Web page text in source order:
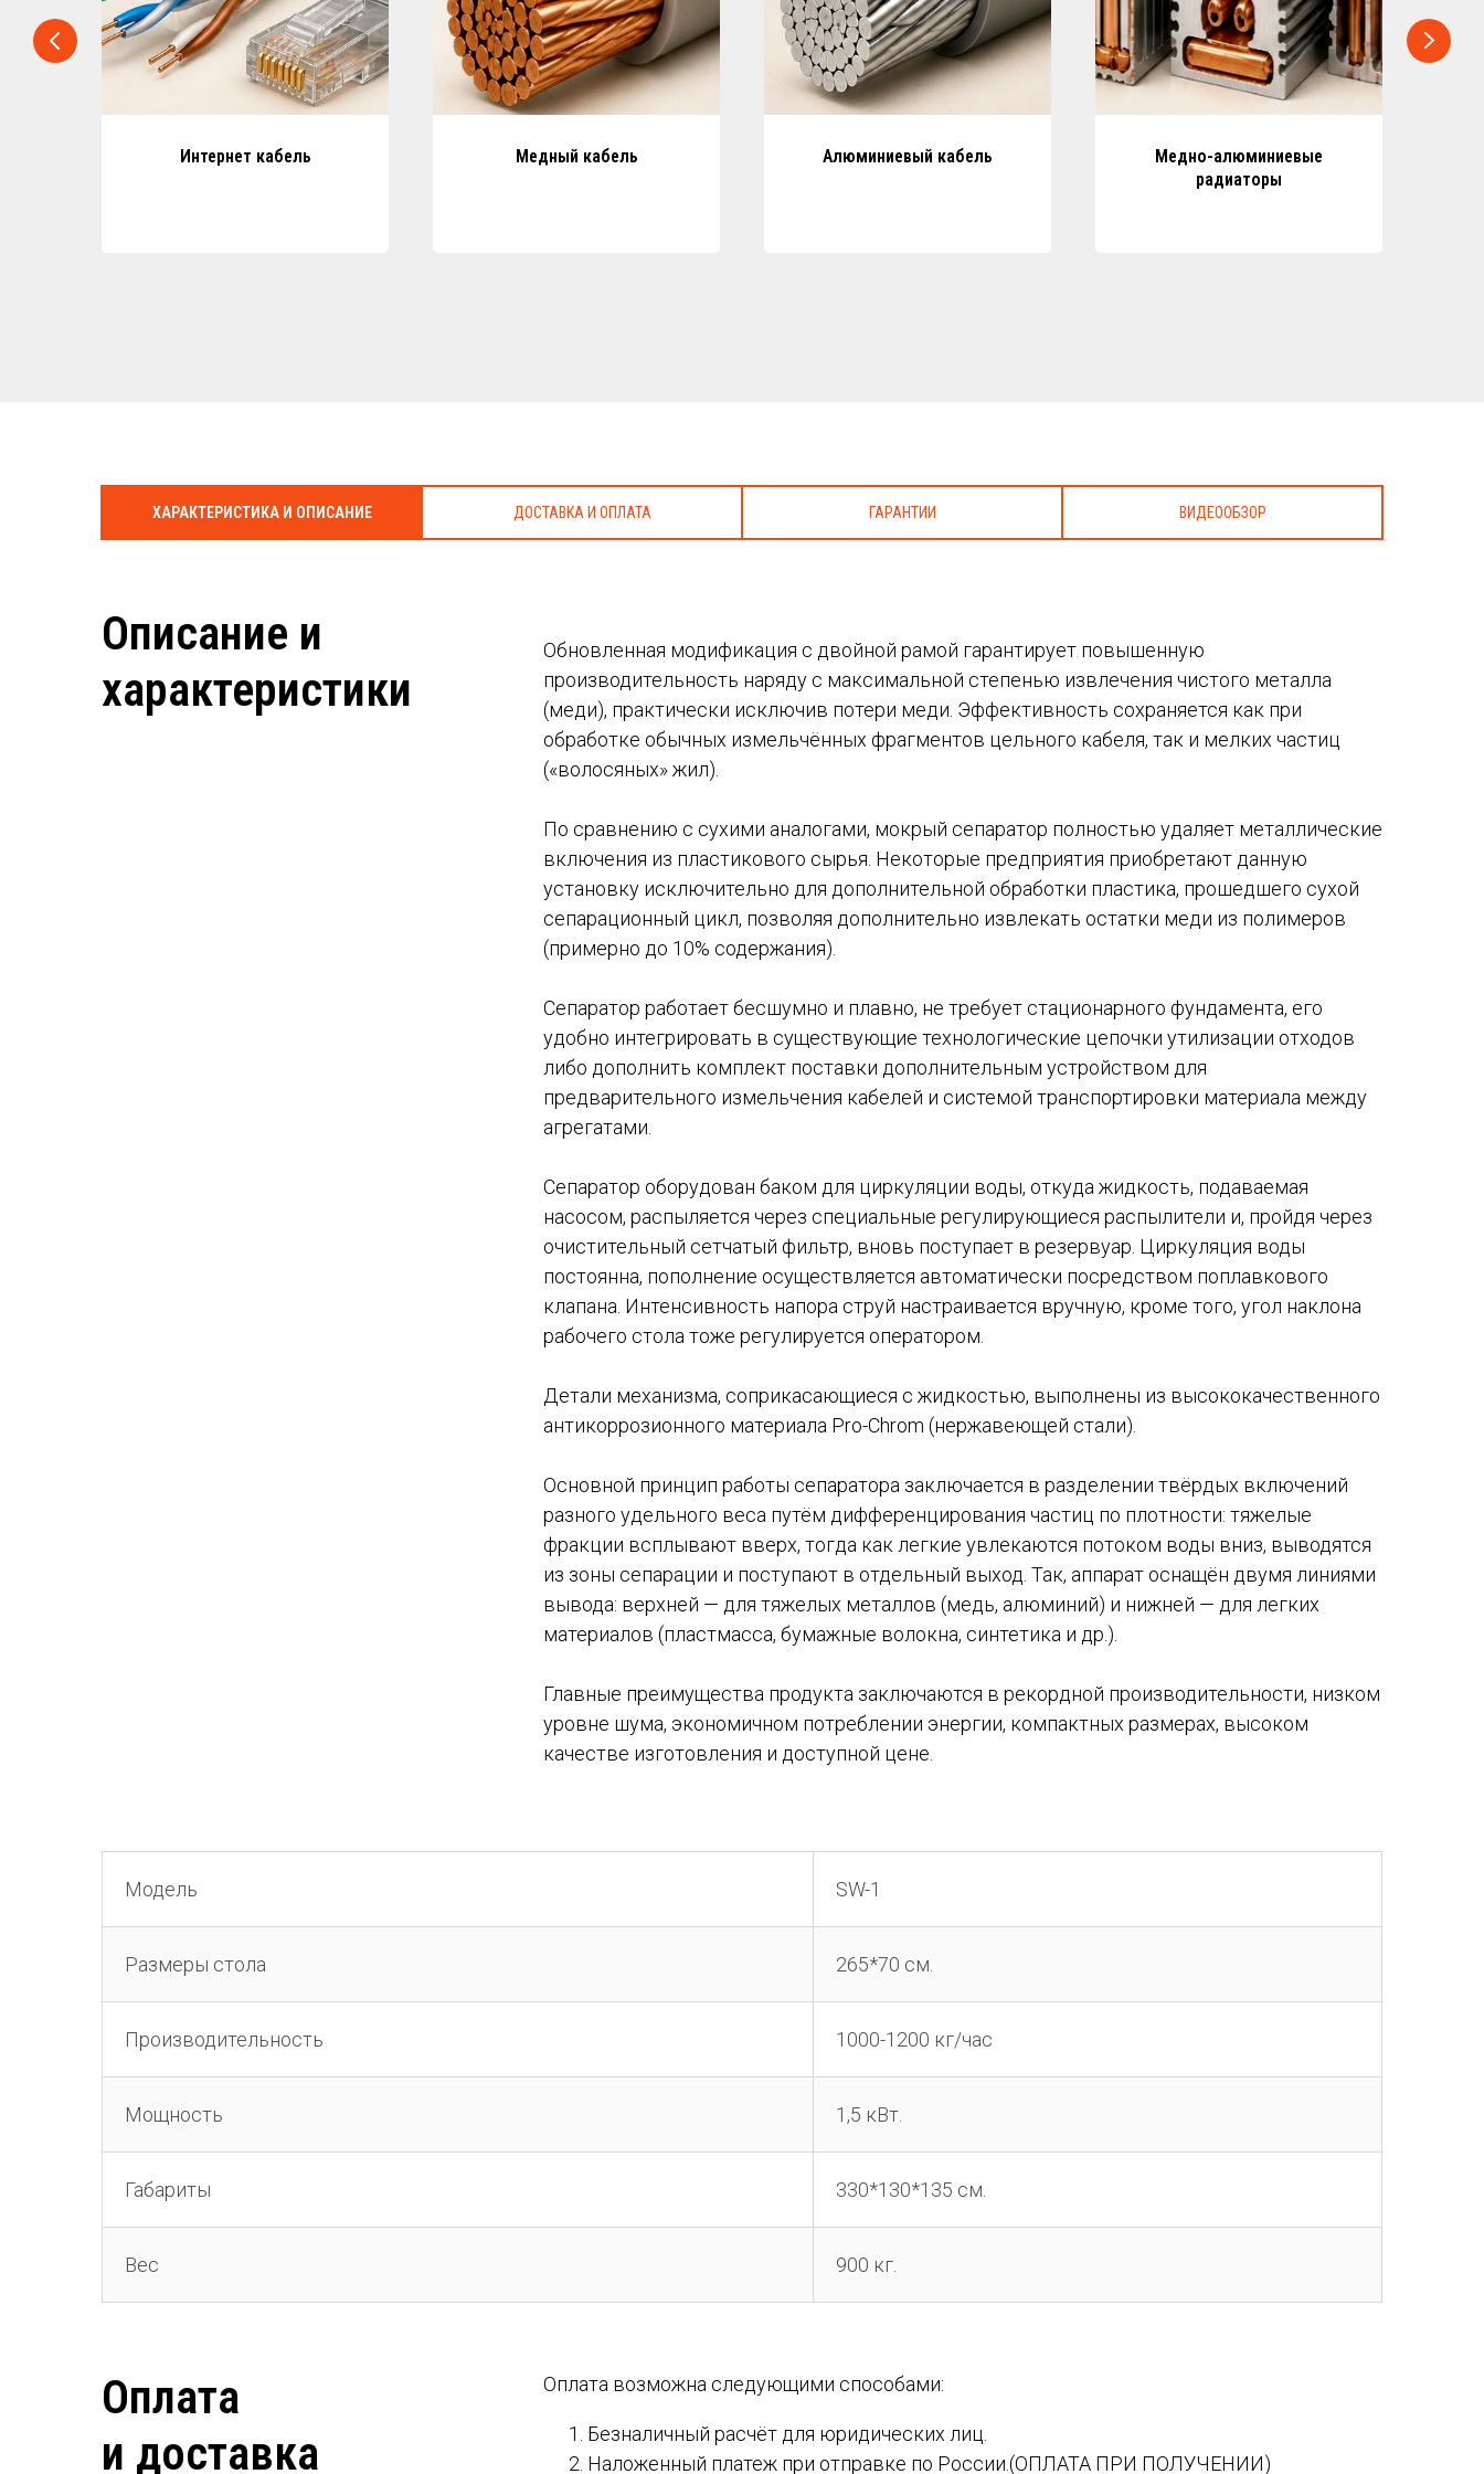
Интернет кабель Медный кабель Алюминиевый кабель
Медно-алюминиевые
радиаторы
ХАРАКТЕРИСТИКА И ОПИСАНИЕ ДОСТАВКА И ОПЛАТА ГАРАНТИИ ВИДЕООБЗОР
Описание и
характеристики
Обновленная модификация с двойной рамой гарантирует повышенную
производительность наряду с максимальной степенью извлечения чистого металла
(меди), практически исключив потери меди. Эффективность сохраняется как при
обработке обычных измельчённых фрагментов цельного кабеля, так и мелких частиц
(«волосяных» жил).
По сравнению с сухими аналогами, мокрый сепаратор полностью удаляет металлические
включения из пластикового сырья. Некоторые предприятия приобретают данную
установку исключительно для дополнительной обработки пластика, прошедшего сухой
сепарационный цикл, позволяя дополнительно извлекать остатки меди из полимеров
(примерно до 10% содержания).
Сепаратор работает бесшумно и плавно, не требует стационарного фундамента, его
удобно интегрировать в существующие технологические цепочки утилизации отходов
либо дополнить комплект поставки дополнительным устройством для
предварительного измельчения кабелей и системой транспортировки материала между
агрегатами.
Сепаратор оборудован баком для циркуляции воды, откуда жидкость, подаваемая
насосом, распыляется через специальные регулирующиеся распылители и, пройдя через
очистительный сетчатый фильтр, вновь поступает в резервуар. Циркуляция воды
постоянна, пополнение осуществляется автоматически посредством поплавкового
клапана. Интенсивность напора струй настраивается вручную, кроме того, угол наклона
рабочего стола тоже регулируется оператором.
Детали механизма, соприкасающиеся с жидкостью, выполнены из высококачественного
антикоррозионного материала Pro-Chrom (нержавеющей стали).
Основной принцип работы сепаратора заключается в разделении твёрдых включений
разного удельного веса путём дифференцирования частиц по плотности: тяжелые
фракции всплывают вверх, тогда как легкие увлекаются потоком воды вниз, выводятся
из зоны сепарации и поступают в отдельный выход. Так, аппарат оснащён двумя линиями
вывода: верхней — для тяжелых металлов (медь, алюминий) и нижней — для легких
материалов (пластмасса, бумажные волокна, синтетика и др.).
Главные преимущества продукта заключаются в рекордной производительности, низком
уровне шума, экономичном потреблении энергии, компактных размерах, высоком
качестве изготовления и доступной цене.
Модель SW-1
Размеры стола 265*70 см.
Производительность 1000-1200 кг/час
Мощность 1,5 кВт.
Габариты 330*130*135 см.
Вес 900 кг.
Оплата
и доставка
Оплата возможна следующими способами:
Безналичный расчёт для юридических лиц.
Наложенный платеж при отправке по России.(ОПЛАТА ПРИ ПОЛУЧЕНИИ)